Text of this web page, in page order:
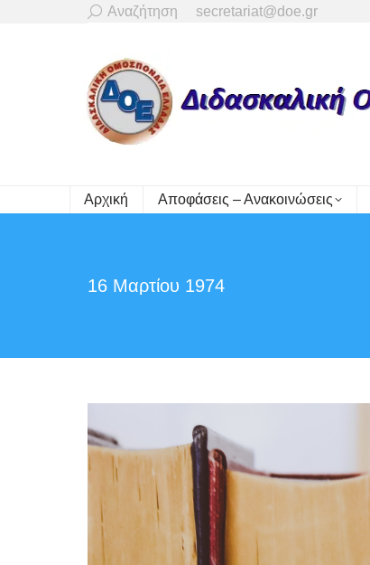
Search:
Αναζήτηση secretariat@doe.gr
Αρχική Αποφάσεις – Ανακοινώσεις
16 Μαρτίου 1974